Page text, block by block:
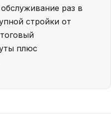
раз в
стройки от
плюс